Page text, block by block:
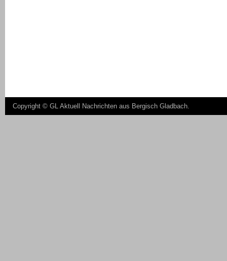
Copyright © GL Aktuell Nachrichten aus Bergisch Gladbach.